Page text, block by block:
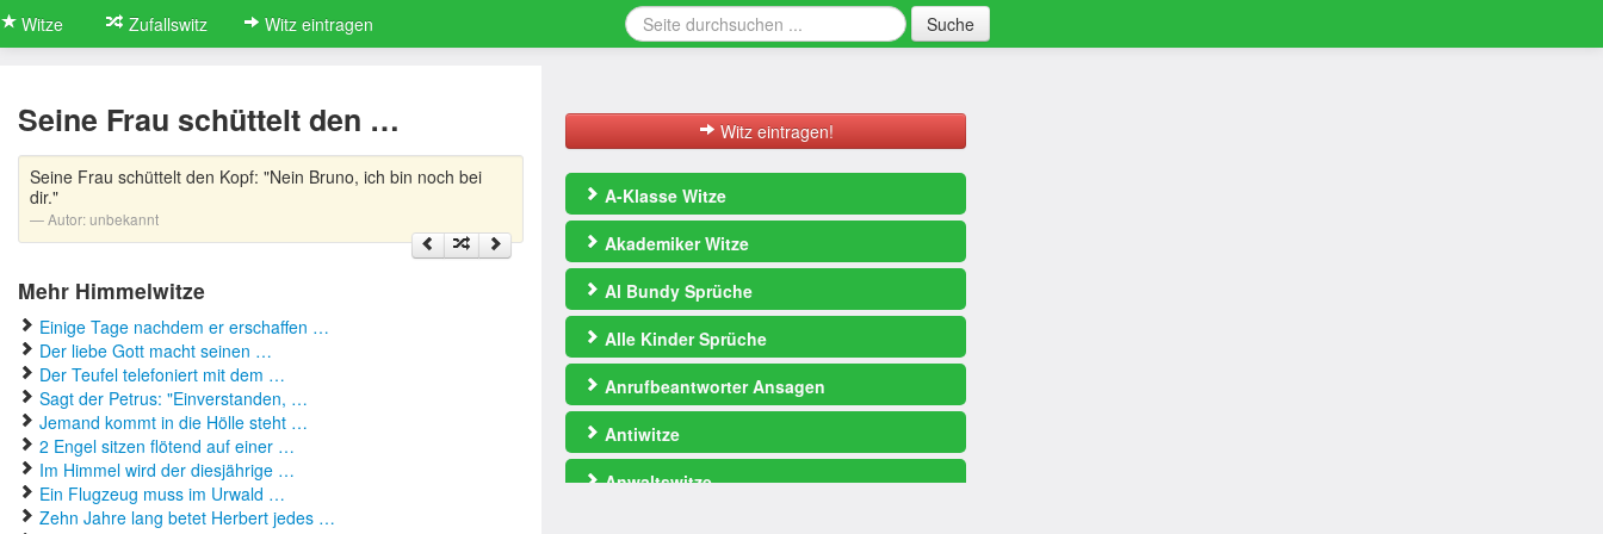
Witze Zufallswitz Witz eintragen Suche
Seine Frau schüttelt den …
Seine Frau schüttelt den Kopf: "Nein Bruno, ich bin noch bei
dir."
Autor:unbekannt
Mehr Himmelwitze
Einige Tage nachdem er erschaffen …
Der liebe Gott macht seinen …
Der Teufel telefoniert mit dem …
Sagt der Petrus: "Einverstanden, …
Jemand kommt in die Hölle steht …
2 Engel sitzen flötend auf einer …
Im Himmel wird der diesjährige …
Ein Flugzeug muss im Urwald …
Zehn Jahre lang betet Herbert jedes …
Witz eintragen!
A-Klasse Witze
Akademiker Witze
Al Bundy Sprüche
Alle Kinder Sprüche
Anrufbeantworter Ansagen
Antiwitze
Anwaltswitze